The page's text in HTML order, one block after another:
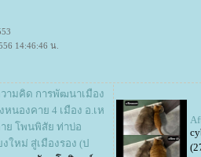
14:46:46 น.
มคิด การพัฒนาเมือง
หนองคาย 4 เมือง อ.เห
ย โพนพิสัย ท่าบ่อ
งใหม่ สู่เมืองรอง (ป